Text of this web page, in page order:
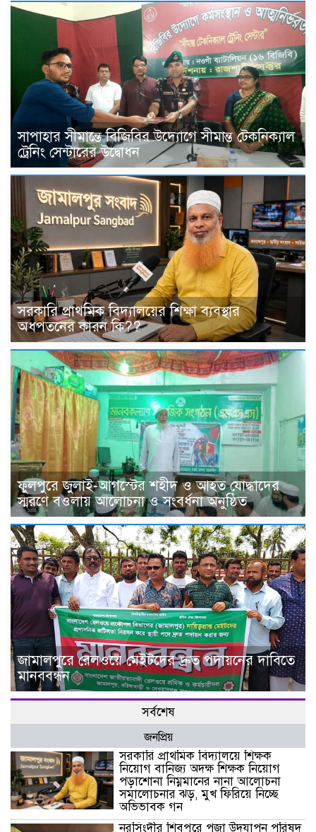
সাপাহার সীমান্তে বিজিবির উদ্যোগে সীমান্ত টেকনিক্যাল
ট্রেনিং সেন্টারের উদ্বোধন
সরকারি প্রাথমিক বিদ্যালয়ের শিক্ষা ব্যবস্থার
অধপতনের কারন কি??
ফুলপুরে জুলাই-আগস্টের শহীদ ও আহত যোদ্ধাদের
স্মরণে বওলায় আলোচনা ও সংবর্ধনা অনুষ্ঠিত
জামালপুরে রেলওয়ে মেইটদের দ্রুত পদায়নের দাবিতে
মানববন্ধন
সর্বশেষ
জনপ্রিয়
সরকারি প্রাথমিক বিদ্যালয়ে শিক্ষক
নিয়োগ বানিজ্য অদক্ষ শিক্ষক নিয়োগ
পড়াশোনা নিম্নমানের নানা আলোচনা
সমালোচনার ঝড়, মুখ ফিরিয়ে নিচ্ছে
অভিভাবক গন
নরসিংদীর শিবপুরে পূজা উদযাপন পরিষদ